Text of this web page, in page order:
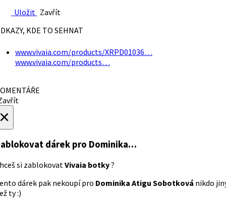
Uložit Zavřít
KDE TO SEHNAT
www.vivaia.com/products/XRPD01036…
www.vivaia.com/products…
dárek pro Dominika…
si zablokovatVivaia botky?
dárek pak nekoupí pro Dominika Atigu Sobotková nikdo
ty :)